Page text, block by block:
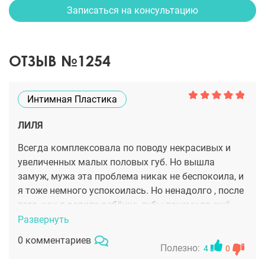
Записаться на консультацию
ОТЗЫВ №1254
Интимная Пластика
ЛИЛЯ
Всегда комплексовала по поводу некрасивых и
увеличенных малых половых губ. Но вышла
замуж, мужа эта проблема никак не беспокоила, и
я тоже немного успокоилась. Но ненадолго , после
того, как я родила ребёнка, губы почему-то ещё
больше отвисли.... и меня стало это очень сильно
напрягать и раздражать!!! Даже мужа не
послушала, что его всё устраивает и на результат
Развернуть
0 комментариев
Полезно: 4 0